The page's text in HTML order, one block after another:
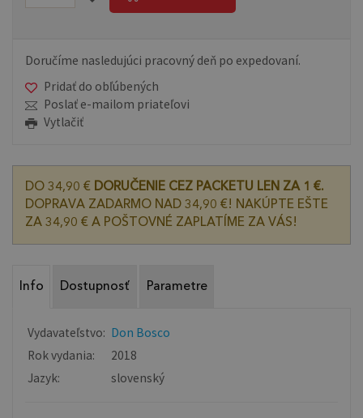
Doručíme nasledujúci pracovný deň po expedovaní.
Pridať do obľúbených
Poslať e-mailom priateľovi
Vytlačiť
DO 34,90 € DORUČENIE CEZ PACKETU LEN ZA 1 €.
DOPRAVA ZADARMO NAD 34,90 €! NAKÚPTE EŠTE
ZA 34,90 € A POŠTOVNÉ ZAPLATÍME ZA VÁS!
Info Dostupnosť Parametre
Vydavateľstvo: Don Bosco
Rok vydania:
2018
Jazyk:
slovenský